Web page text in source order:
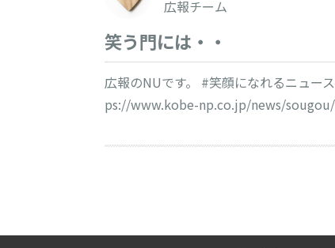
広報チーム
笑う門には・・
広報のNUです。 #笑顔になれるニュー
ps://www.kobe-np.co.jp/news/